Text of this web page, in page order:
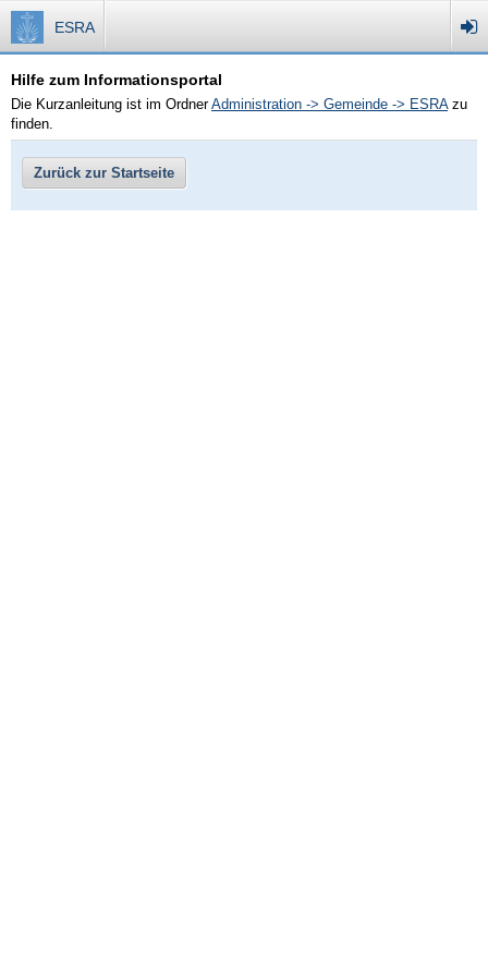
ESRA
Hilfe zum Informationsportal
Die Kurzanleitung ist im OrdnerAdministration -> Gemeinde -> ESRAzu
finden.
Zurück zur Startseite